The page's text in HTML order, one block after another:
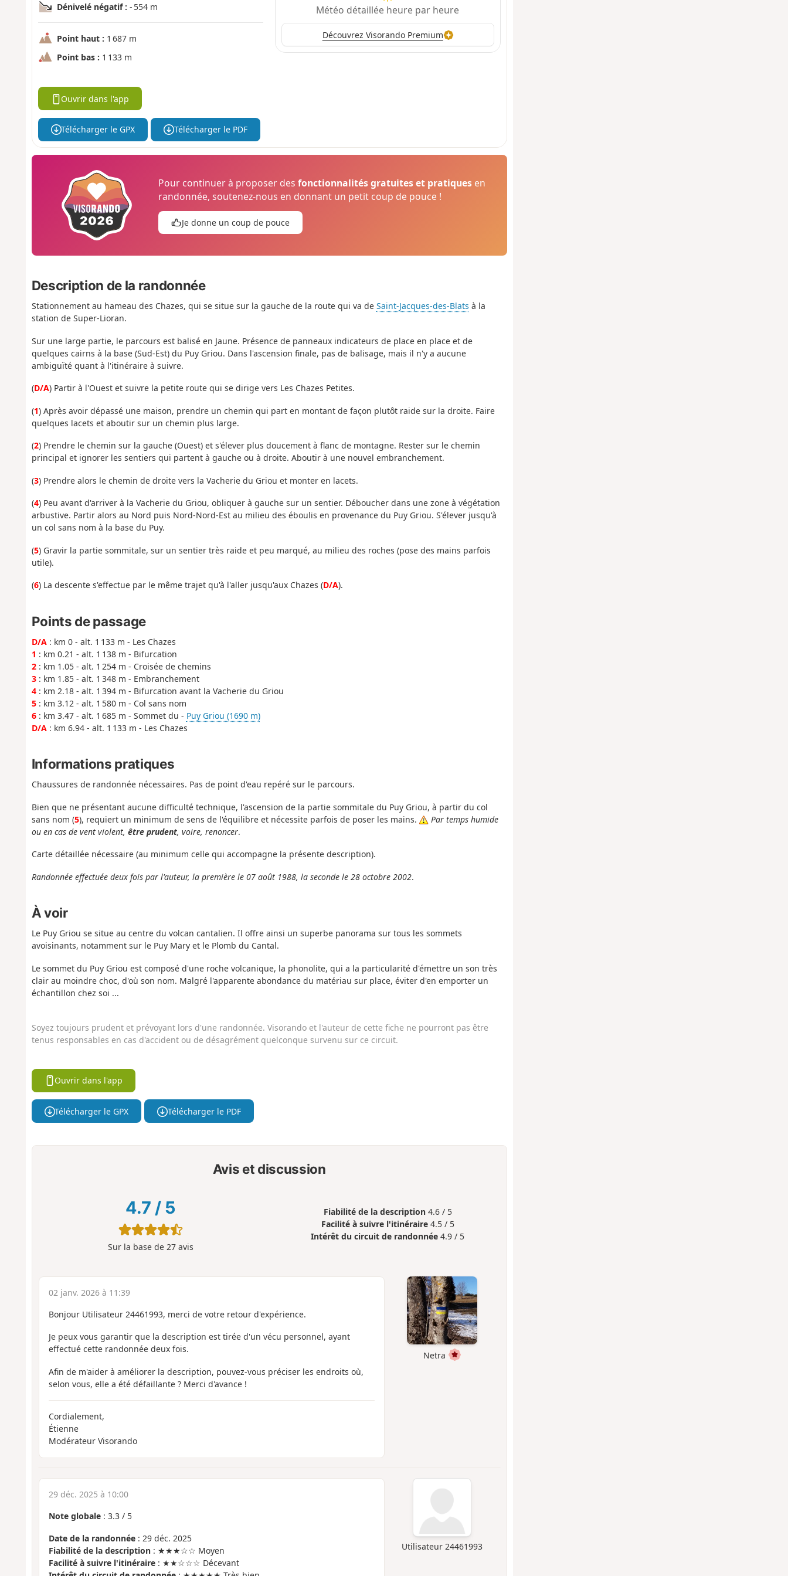
Dénivelé négatif : - 554 m
Point haut : 1 687 m
Point bas : 1 133 m
Météo détaillée heure par heure
Découvrez Visorando Premium
Ouvrir dans l'app
Télécharger le GPX Télécharger le PDF
Pour continuer à proposer desfonctionnalités gratuites et pratiques en
randonnée, soutenez-nous en donnant un petit coup de pouce !
Je donne un coup de pouce
Description de la randonnée
Stationnement au hameau des Chazes, qui se situe sur la gauche de la route qui va de Saint-Jacques-des-Blats à la
station de Super-Lioran.
Sur une large partie, le parcours est balisé en Jaune. Présence de panneaux indicateurs de place en place et de
quelques cairns à la base (Sud-Est) du Puy Griou. Dans l'ascension finale, pas de balisage, mais il n'y a aucune
ambiguïté quant à l'itinéraire à suivre.
(D/A) Partir à l'Ouest et suivre la petite route qui se dirige vers Les Chazes Petites.
(1) Après avoir dépassé une maison, prendre un chemin qui part en montant de façon plutôt raide sur la droite. Faire
quelques lacets et aboutir sur un chemin plus large.
(2) Prendre le chemin sur la gauche (Ouest) et s'élever plus doucement à flanc de montagne. Rester sur le chemin
principal et ignorer les sentiers qui partent à gauche ou à droite. Aboutir à une nouvel embranchement.
(3) Prendre alors le chemin de droite vers la Vacherie du Griou et monter en lacets.
(4) Peu avant d'arriver à la Vacherie du Griou, obliquer à gauche sur un sentier. Déboucher dans une zone à végétation
arbustive. Partir alors au Nord puis Nord-Nord-Est au milieu des éboulis en provenance du Puy Griou. S'élever jusqu'à
un col sans nom à la base du Puy.
(5) Gravir la partie sommitale, sur un sentier très raide et peu marqué, au milieu des roches (pose des mains parfois
utile).
(6) La descente s'effectue par le même trajet qu'à l'aller jusqu'aux Chazes (D/A).
Points de passage
D/A: km 0 - alt. 1 133 m - Les Chazes
1 : km 0.21 - alt. 1 138 m - Bifurcation
2: km 1.05 - alt. 1 254 m - Croisée de chemins
3: km 1.85 - alt. 1 348 m - Embranchement
4: km 2.18 - alt. 1 394 m - Bifurcation avant la Vacherie du Griou
5: km 3.12 - alt. 1 580 m - Col sans nom
6: km 3.47 - alt. 1 685 m - Sommet du - Puy Griou (1690 m)
D/A: km 6.94 - alt. 1 133 m - Les Chazes
Informations pratiques
Chaussures de randonnée nécessaires. Pas de point d'eau repéré sur le parcours.
Bien que ne présentant aucune difficulté technique, l'ascension de la partie sommitale du Puy Griou, à partir du col
sans nom (5), requiert un minimum de sens de l'équilibre et nécessite parfois de poser les mains.
Par temps humide
ou en cas de vent violent, être prudent, voire, renoncer.
Carte détaillée nécessaire (au minimum celle qui accompagne la présente description).
Randonnée effectuée deux fois par l'auteur, la première le 07 août 1988, la seconde le 28 octobre 2002.
À voir
Le Puy Griou se situe au centre du volcan cantalien. Il offre ainsi un superbe panorama sur tous les sommets
avoisinants, notamment sur le Puy Mary et le Plomb du Cantal.
Le sommet du Puy Griou est composé d'une roche volcanique, la phonolite, qui a la particularité d'émettre un son très
clair au moindre choc, d'où son nom. Malgré l'apparente abondance du matériau sur place, éviter d'en emporter un
échantillon chez soi ...
Soyez toujours prudent et prévoyant lors d'une randonnée. Visorando et l'auteur de cette fiche ne pourront pas être
tenus responsables en cas d'accident ou de désagrément quelconque survenu sur ce circuit.
Ouvrir dans l'app
Télécharger le GPX Télécharger le PDF
Avis et discussion
4.7 / 5
Sur la base de 27avis
Fiabilité de la description 4.6 / 5
Facilité à suivre l'itinéraire 4.5 / 5
Intérêt du circuit de randonnée 4.9 / 5
Netra
02 janv. 2026 à 11:39
Bonjour Utilisateur 24461993, merci de votre retour d'expérience.
Je peux vous garantir que la description est tirée d'un vécu personnel, ayant
effectué cette randonnée deux fois.
Afin de m'aider à améliorer la description, pouvez-vous préciser les endroits où,
selon vous, elle a été défaillante ? Merci d'avance !
Cordialement,
Étienne
Modérateur Visorando
Utilisateur 24461993
29 déc. 2025 à 10:00
Note globale: 3.3/ 5
Date de la randonnée: 29 déc. 2025
Fiabilité de la description: ★★★☆☆ Moyen
Facilité à suivre l'itinéraire: ★★☆☆☆ Décevant